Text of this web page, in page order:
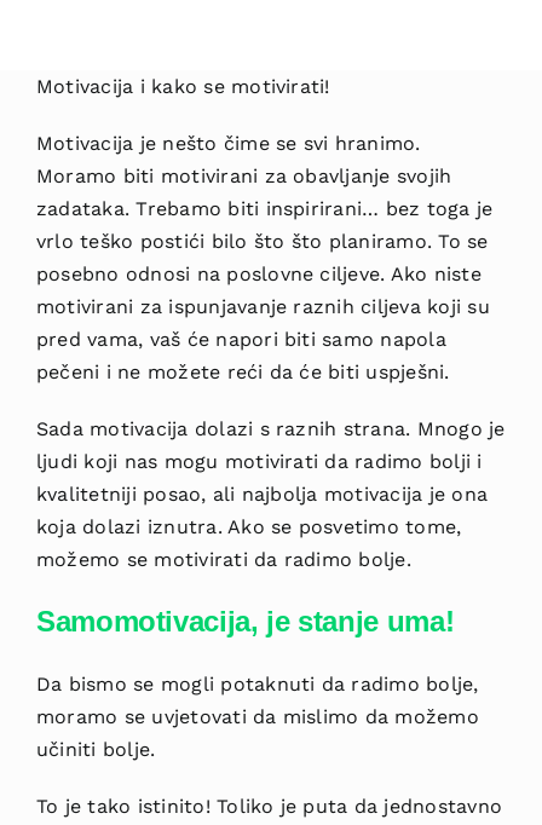
Motivacija i kako se motivirati!
Motivacija je nešto čime se svi hranimo.
Moramo biti motivirani za obavljanje svojih
zadataka. Trebamo biti inspirirani… bez toga je
vrlo teško postići bilo što što planiramo. To se
posebno odnosi na poslovne ciljeve. Ako niste
motivirani za ispunjavanje raznih ciljeva koji su
pred vama, vaš će napori biti samo napola
pečeni i ne možete reći da će biti uspješni.
Sada motivacija dolazi s raznih strana. Mnogo je
ljudi koji nas mogu motivirati da radimo bolji i
kvalitetniji posao, ali najbolja motivacija je ona
koja dolazi iznutra. Ako se posvetimo tome,
možemo se motivirati da radimo bolje.
Samomotivacija, je stanje uma!
Da bismo se mogli potaknuti da radimo bolje,
moramo se uvjetovati da mislimo da možemo
učiniti bolje.
To je tako istinito! Toliko je puta da jednostavno